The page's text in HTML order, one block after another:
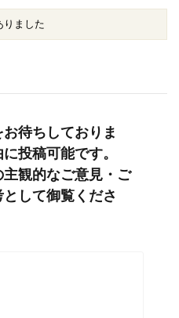
りました
待ちしておりま
投稿可能です。
観的なご意見・ご
して御覧くださ